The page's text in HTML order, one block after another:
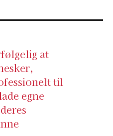
at
til
egne